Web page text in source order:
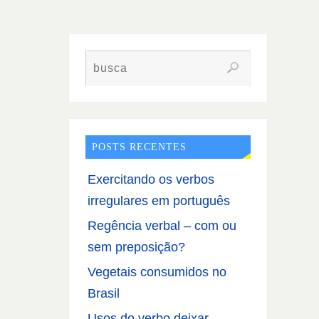
POSTS RECENTES
Exercitando os verbos
irregulares em português
Regência verbal – com ou
sem preposição?
Vegetais consumidos no
Brasil